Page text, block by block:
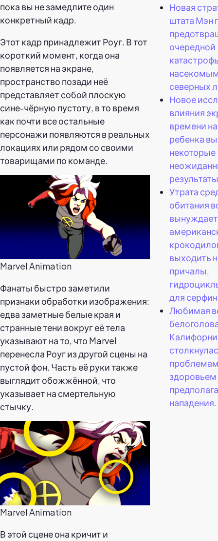
пока вы не замедлите один
конкретный кадр.
Этот кадр принадлежит Роуг. В тот
короткий момент, когда она
появляется на экране,
пространство позади неё
представляет собой плоскую
сине-чёрную пустоту, в то время
как почти все остальные
персонажи появляются в реальных
локациях или рядом со своими
товарищами по команде.
Marvel Animation
Фанаты быстро заметили
признаки обработки изображения:
едва заметные белые края и
странные тени вокруг её тела
указывают на то, что Marvel
перенесла Роуг из другой сцены на
пустой фон. Часть её руки также
выглядит обожжённой, что
указывает на смертельную
стычку.
Marvel Animation
В этой сцене она кричит и
Новая
штата Мэн
очередной
северных
Новое
влияния
времени
ребенка
некоторые
Утрата
обитания
вынуждает
выходить
причалы,
для
Любимая
здоровьем
нападения.